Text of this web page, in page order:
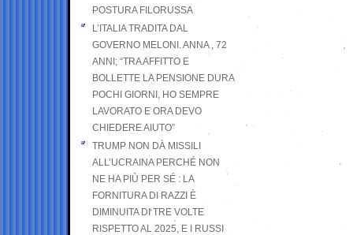
POSTURA FILORUSSA
L’ITALIA TRADITA DAL
GOVERNO MELONI. ANNA , 72
ANNI; “TRA AFFITTO E
BOLLETTE LA PENSIONE DURA
POCHI GIORNI, HO SEMPRE
LAVORATO E ORA DEVO
CHIEDERE AIUTO”
TRUMP NON DÀ MISSILI
ALL’UCRAINA PERCHÉ NON
NE HA PIÙ PER SÉ : LA
FORNITURA DI RAZZI È
DIMINUITA DI TRE VOLTE
RISPETTO AL 2025, E I RUSSI